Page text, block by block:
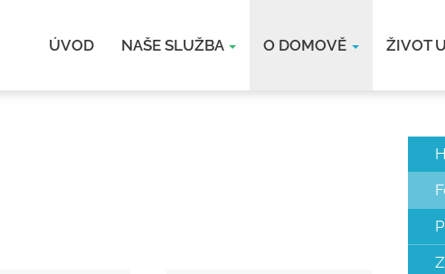
ÚVOD NAŠE SLUŽBA O DOMOVĚ ŽIVOT